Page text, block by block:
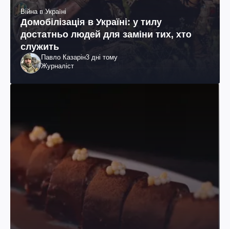
Війна в Україні
Домобілізація в Україні: у тилу
достатньо людей для заміни тих, хто
служить
Павло Казарін3 дні тому
Журналіст